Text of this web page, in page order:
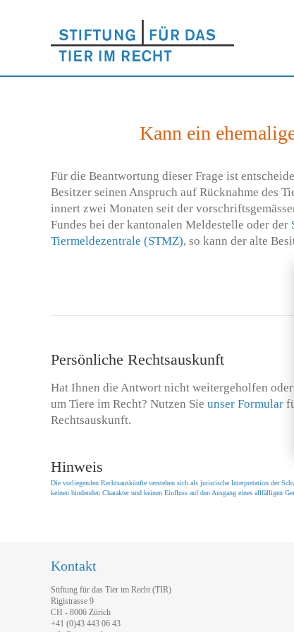
Kann ein
Für die Beantwortung dieser Frage ist
Besitzer seinen Anspruch auf Rücknahme des
innert zwei Monaten seit der
Fundes bei der kantonalen Meldestelle oder der
Tiermeldezentrale (STMZ), so kann der alte
Persönliche Rechtsauskunft
Hat Ihnen die Antwort nicht weitergeholfen oder
um Tiere im Recht? Nutzen Sie unser Formular
Rechtsauskunft.
Hinweis
Die vorliegenden Rechtsauskünfte verstehen sich als juristische Interpretation der
keinen bindenden Charakter und keinen Einfluss auf den Ausgang eines allfälligen
Kontakt
Stiftung für das Tier im Recht (TIR)
Rigistrasse 9
CH - 8006 Zürich
+41 (0)43 443 06 43